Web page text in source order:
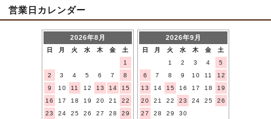
営業日カレンダー
2026年8月
日 月 火 水 木 金
土
1
2
3 4 5 6 7
8
9
10 11 12 13 14
15
16
17 18 19 20 21
22
23
24 25 26 27 28
29
2026年9月
日 月 火 水 木 金
土
1
2 3 4
5
6
7 8 9 10 11
12
13
14 15 16 17 18
19
20
21 22 23 24 25
26
27
28 29 30